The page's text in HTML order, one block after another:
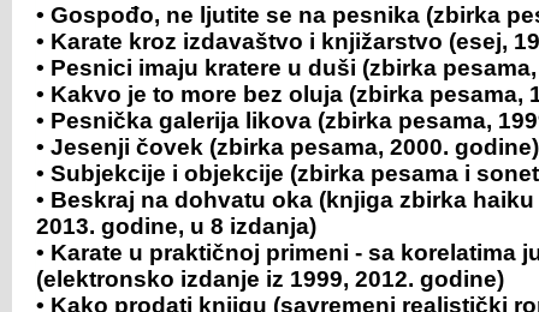
• Gospođo, ne ljutite se na pesnika (zbirka
• Karate kroz izdavaštvo i knjižarstvo (esej,
• Pesnici imaju kratere u duši (zbirka
• Kakvo je to more bez oluja (zbirka pesama,
• Pesnička galerija likova (zbirka pesama,
• Jesenji čovek (zbirka pesama, 2000. godine)
• Subjekcije i objekcije (zbirka pesama i
• Beskraj na dohvatu oka (knjiga zbirka haiku
2013. godine, u 8 izdanja)
• Karate u praktičnoj primeni - sa korelatima
(elektronsko izdanje iz 1999, 2012. godine)
• Kako prodati knjigu (savremeni realistički